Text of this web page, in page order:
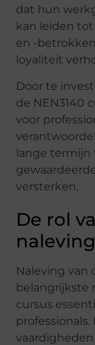
dat hun
kan leiden
en -
loyaliteit
Door te
de NEN3140
voor
lange termijn
versterken.
De rol
Naleving van
belangrijkste
cursus